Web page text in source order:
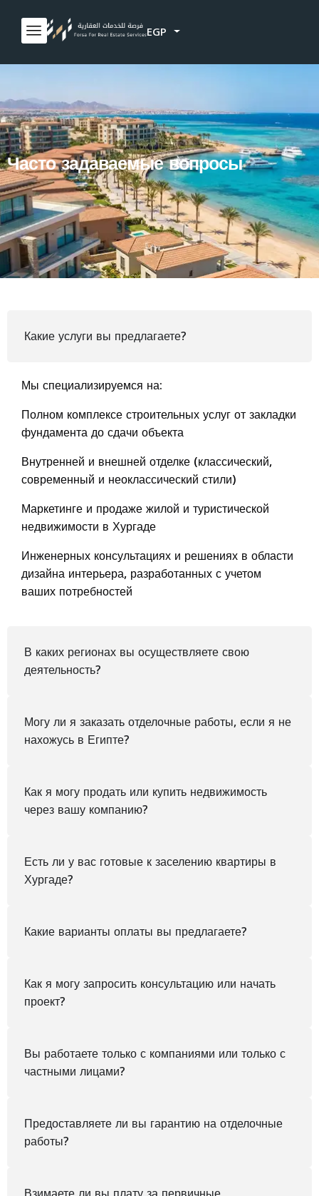
EGP
Часто задаваемые вопросы
Какие услуги вы предлагаете?
Мы специализируемся на:
Полном комплексе строительных услуг от закладки
фундамента до сдачи объекта
Внутренней и внешней отделке (классический,
современный и неоклассический стили)
Маркетинге и продаже жилой и туристической
недвижимости в Хургаде
Инженерных консультациях и решениях в области
дизайна интерьера, разработанных с учетом
ваших потребностей
В каких регионах вы осуществляете свою
деятельность?
Могу ли я заказать отделочные работы, если я не
нахожусь в Египте?
Как я могу продать или купить недвижимость
через вашу компанию?
Есть ли у вас готовые к заселению квартиры в
Хургаде?
Какие варианты оплаты вы предлагаете?
Как я могу запросить консультацию или начать
проект?
Вы работаете только с компаниями или только с
частными лицами?
Предоставляете ли вы гарантию на отделочные
работы?